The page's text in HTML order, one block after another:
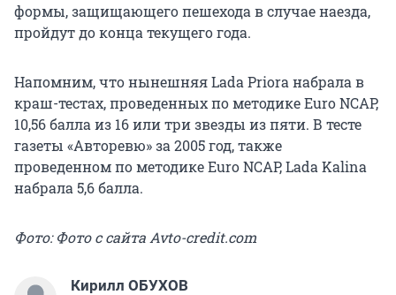
формы, защищающего пешехода в случае наезда,
пройдут до конца текущего года.
Напомним, что нынешняя Lada Priora набрала в
краш-тестах, проведенных по методике Euro NCAP,
10,56 балла из 16 или три звезды из пяти. В тесте
газеты «Авторевю» за 2005 год, также
проведенном по методике Euro NCAP, Lada Kalina
набрала 5,6 балла.
Фото: Фото с сайта Avto-credit.com
Кирилл ОБУХОВ